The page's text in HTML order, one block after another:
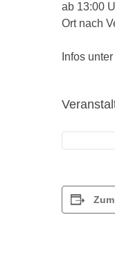
ab 13:00
Ort nach
Infos unter